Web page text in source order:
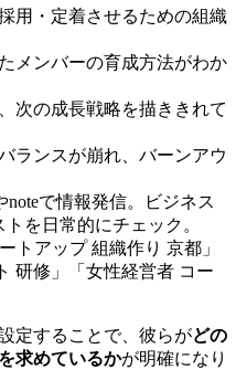
用・定着させるための組織
メンバーの育成方法がわか
次の成長戦略を描ききれて
ランスが崩れ、バーンアウ
noteで情報発信。ビジネス
を日常的にチェック。
トアップ 組織作り 京都」
研修」「女性経営者 コー
定することで、彼らがどの
求めているかが明確になり